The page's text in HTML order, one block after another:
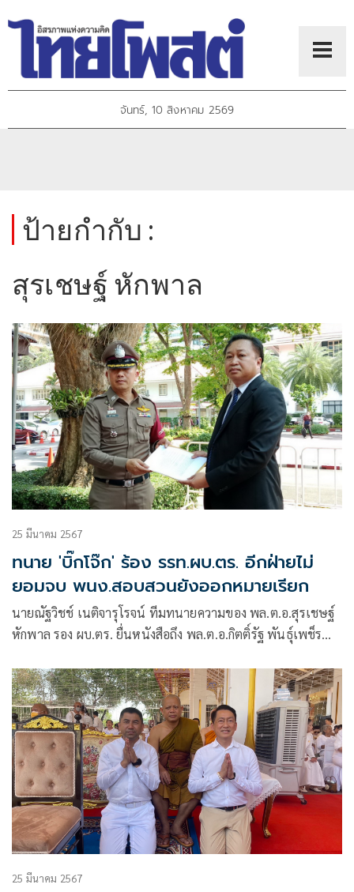
จันทร์, 10 สิงหาคม 2569
ป้ายกำกับ :
สุรเชษฐ์ หักพาล
25 มีนาคม 2567
ทนาย 'บิ๊กโจ๊ก' ร้อง รรท.ผบ.ตร. อีกฝ่ายไม่
ยอมจบ พนง.สอบสวนยังออกหมายเรียก
นายณัฐวิชช์ เนติจารุโรจน์ ทีมทนายความของ พล.ต.อ.สุรเชษฐ์
หักพาล รอง ผบ.ตร. ยื่นหนังสือถึง พล.ต.อ.กิตติ์รัฐ พันธุ์เพช็ร
พล.ต.อ.ต่อศักดิ์ สุขวิมล ผบ.ตร. ที่เคยร่วมแถลงข่าวกับ
พล.ต.อ.สุรเชษฐ์
25 มีนาคม 2567